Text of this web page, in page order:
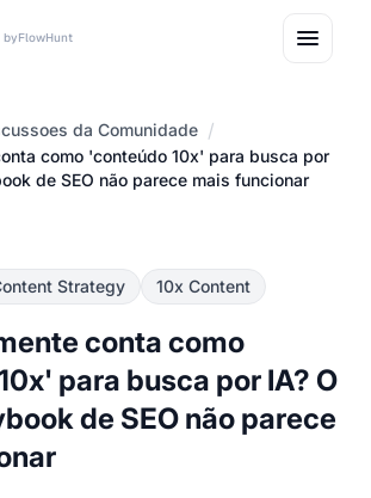
byFlowHunt
da Comunidade /
como 'conteúdo 10x' para busca por
de SEO não parece mais funcionar
Strategy 10x Content
conta como
para busca por IA? O
de SEO não parece